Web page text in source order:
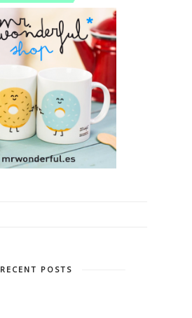
RECENT POSTS